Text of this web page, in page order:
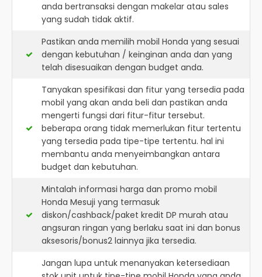
anda bertransaksi dengan makelar atau sales
yang sudah tidak aktif.
Pastikan anda memilih mobil Honda yang sesuai
dengan kebutuhan / keinginan anda dan yang
telah disesuaikan dengan budget anda.
Tanyakan spesifikasi dan fitur yang tersedia pada
mobil yang akan anda beli dan pastikan anda
mengerti fungsi dari fitur-fitur tersebut.
beberapa orang tidak memerlukan fitur tertentu
yang tersedia pada tipe-tipe tertentu. hal ini
membantu anda menyeimbangkan antara
budget dan kebutuhan.
Mintalah informasi harga dan promo mobil
Honda Mesuji yang termasuk
diskon/cashback/paket kredit DP murah atau
angsuran ringan yang berlaku saat ini dan bonus
aksesoris/bonus2 lainnya jika tersedia.
Jangan lupa untuk menanyakan ketersediaan